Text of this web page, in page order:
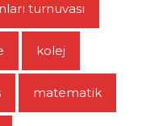
turnuvası
kolej
matematik